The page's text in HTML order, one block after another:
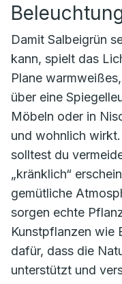
Damit Salbeigrün
kann, spielt das
Plane
über eine
Möbeln oder in
und wohnlich
solltest du
„kränklich“
gemütliche
sorgen echte
Kunstpflanzen wie
dafür, dass die
unterstützt und